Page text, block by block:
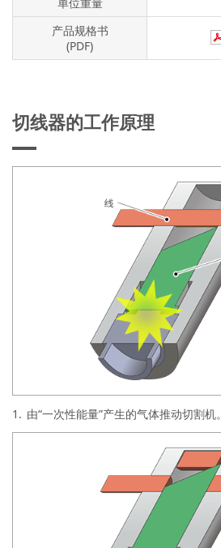
产品规格书
(PDF)
切线器的工作原理
1. 由“一次性能量”产生的气体推动切割机。